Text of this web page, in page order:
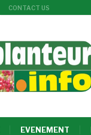
CONTACT US
EVENEMENT